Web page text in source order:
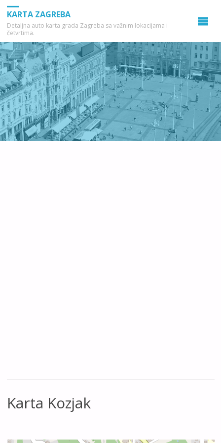
KARTA ZAGREBA
Detaljna auto karta grada Zagreba sa važnim lokacijama i
četvrtima.
Karta Kozjak